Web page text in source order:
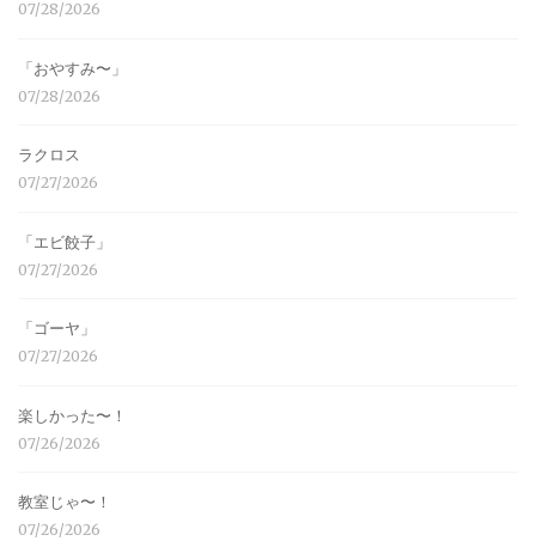
07/28/2026
「おやすみ〜」
07/28/2026
ラクロス
07/27/2026
「エビ餃子」
07/27/2026
「ゴーヤ」
07/27/2026
楽しかった〜！
07/26/2026
教室じゃ〜！
07/26/2026